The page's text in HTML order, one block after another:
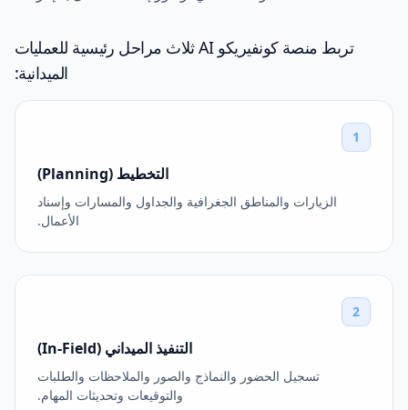
تربط منصة كونفيريكو AI ثلاث مراحل رئيسية للعمليات
الميدانية:
1
التخطيط (Planning)
الزيارات والمناطق الجغرافية والجداول والمسارات وإسناد
الأعمال.
2
التنفيذ الميداني (In-Field)
تسجيل الحضور والنماذج والصور والملاحظات والطلبات
والتوقيعات وتحديثات المهام.